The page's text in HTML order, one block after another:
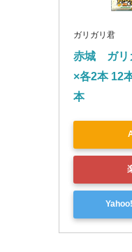
ガリガリ君
赤城　ガ
×各2本 12
本